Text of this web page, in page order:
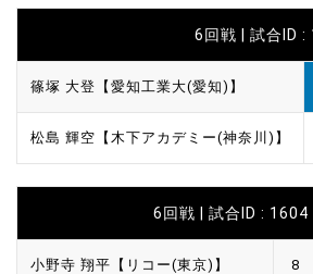
6回戦 | 試合ID :
篠塚 大登【愛知工業大(愛知)】
松島 輝空【木下アカデミー(神奈川)】
6回戦 | 試合ID : 1604 |
小野寺 翔平【リコー(東京)】 8